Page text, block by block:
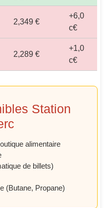
2,349 €
+6,0
c€
2,289 €
+1,0
c€
Station
alimentaire
de billets)
(Butane, Propane)